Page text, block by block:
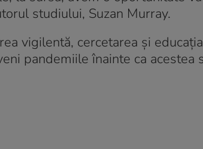
studiului, Suzan Murray.
vigilentă, cercetarea și
pandemiile înainte ca acestea